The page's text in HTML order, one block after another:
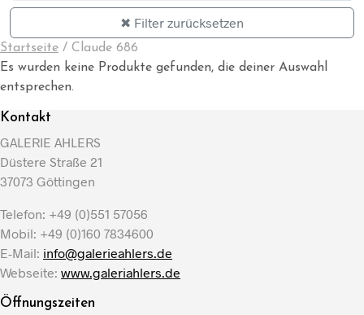
✖ Filter zurücksetzen
Startseite / Claude 686
Es wurden keine Produkte gefunden, die deiner Auswahl
entsprechen.
Kontakt
GALERIE AHLERS
Düstere Straße 21
37073 Göttingen
Telefon: +49 (0)551 57056
Mobil: +49 (0)160 7834600
E-Mail: info@galerieahlers.de
Webseite: www.galeriahlers.de
Öffnungszeiten